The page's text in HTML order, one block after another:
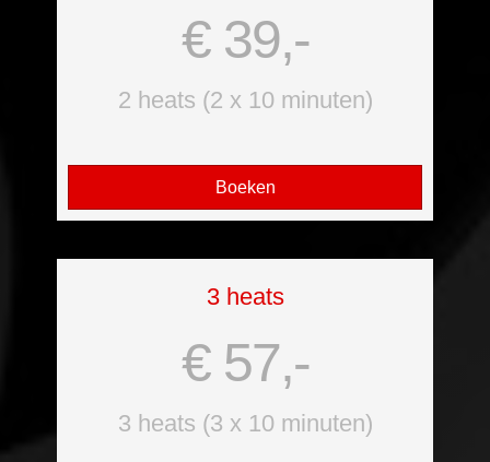
€ 39,-
2 heats (2 x 10 minuten)
Boeken
3 heats
€ 57,-
3 heats (3 x 10 minuten)